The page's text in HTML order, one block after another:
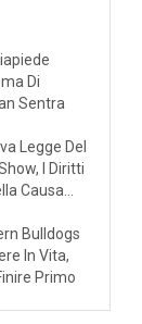
Di
Sentra
Legge Del
I Diritti
Causa
Bulldogs
In Vita,
Primo